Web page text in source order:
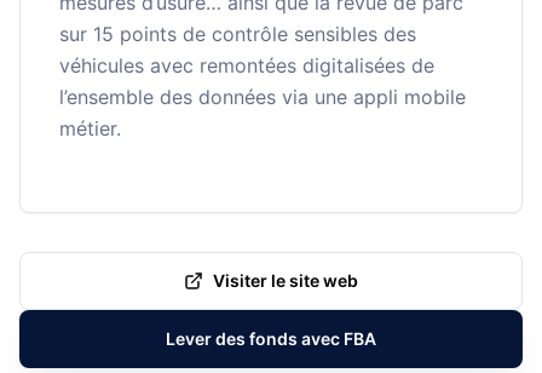
sur 15 points de contrôle sensibles des
véhicules avec remontées digitalisées de
l’ensemble des données via une appli mobile
métier.
Visiter le site web
Lever des fonds avec FBA